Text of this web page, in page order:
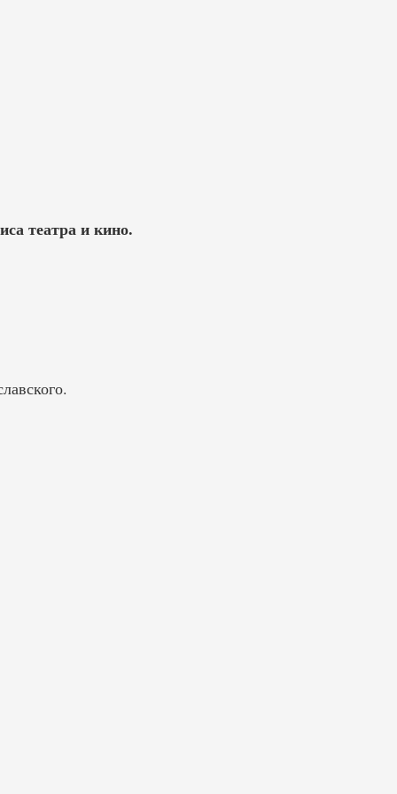
театра и кино.